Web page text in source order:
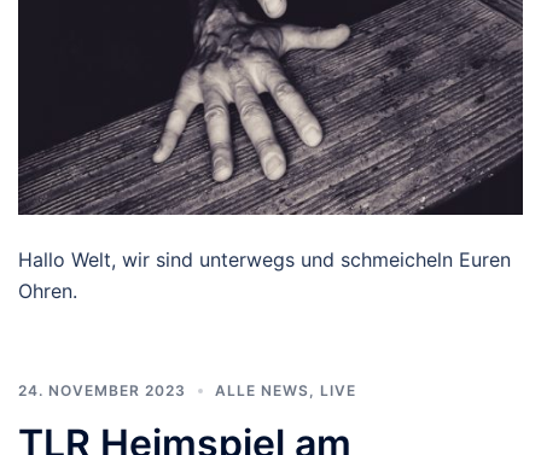
Hallo Welt, wir sind unterwegs und schmeicheln Euren
Ohren.
24. NOVEMBER 2023 ALLE NEWS LIVE
TLR Heimspiel am